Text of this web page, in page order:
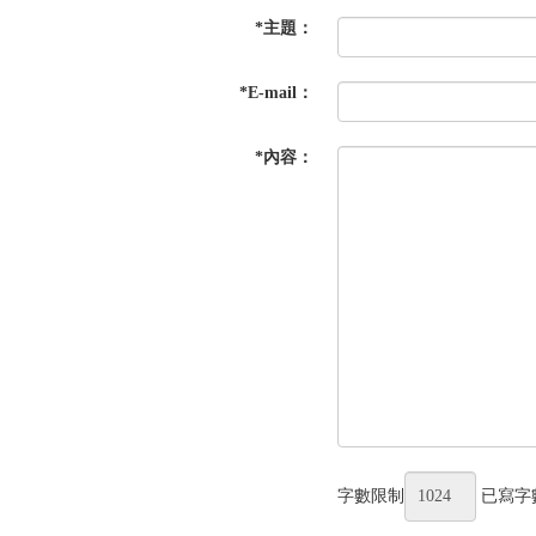
*主題：
*E-mail：
*內容：
字數限制 已寫字